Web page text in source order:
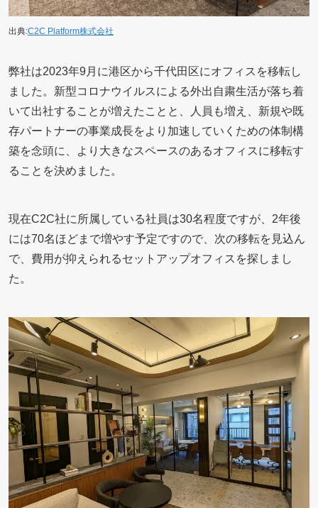
出典:C2C Platform株式会社
弊社は2023年9月に港区から千代田区にオフィスを移転し
ました。新型コロナウイルスによる外出自粛生活が落ち着
いて出社することが増えたことと、人員も増え、新規や既
存パートナーの事業成長をより加速していくための体制構
築を念頭に、より大きなスペースのあるオフィスに移転す
ることを決めました。
現在C2C社に所属している社員は30名程度ですが、2年後
には70名ほどまで増やす予定ですので、次の移転を見込ん
で、費用が抑えられるセットアップオフィスを探しまし
た。